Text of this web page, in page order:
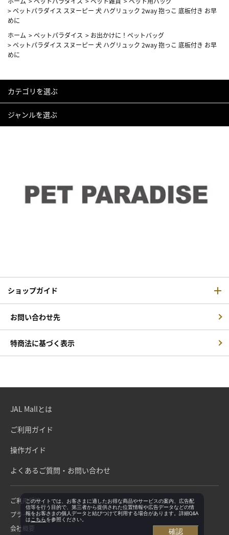
>ペットパラダイス スヌーピー 犬 ハグリュック 2way 抱っこ 底板付き お早
めに
ホーム >ペットパラダイス > お出かけに！ペットバッグ
>ペットパラダイス スヌーピー 犬 ハグリュック 2way 抱っこ 底板付き お早
めに
カテゴリを選ぶ
ジャンルを選ぶ
ショップガイド
お問い合わせ先
特商法に基づく表示
JAL Mallとは
ご利用ガイド
操作ガイド
よくあるご質問・お問い合わせ
ご利用規約
プライバシーポリシー
会社概要
このサイトでは、お客さまに適したお得な商品やサービスの案内、広告配
信等を行う目的で、第三者から提供された位置情報や広告データなどの情
報をお客さまの個人データと結びつけて利用する場合があります。詳細Q&A
は こちらを参照ください。
確認